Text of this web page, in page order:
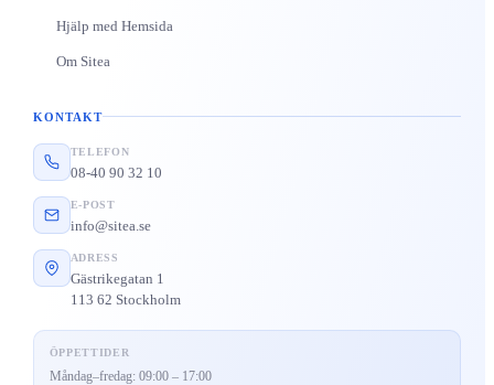
Hjälp med Hemsida
Om Sitea
KONTAKT
TELEFON
08-40 90 32 10
E-POST
info@sitea.se
ADRESS
Gästrikegatan 1
113 62 Stockholm
ÖPPETTIDER
Måndag–fredag: 09:00 – 17:00